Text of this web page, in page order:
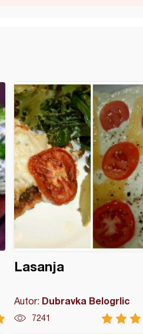
Lasanja
Autor: Dubravka Belogrlic
7241